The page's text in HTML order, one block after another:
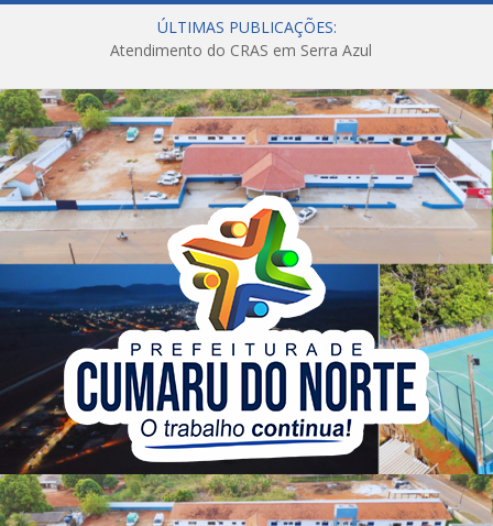
ÚLTIMAS PUBLICAÇÕES:
Atendimento do CRAS em Serra Azul